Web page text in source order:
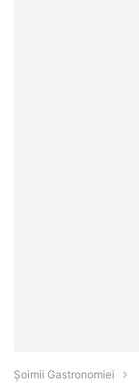
Șoimii Gastronomiei